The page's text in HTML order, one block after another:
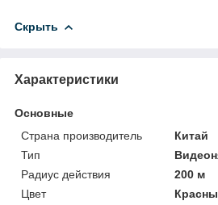
Скрыть
Характеристики
Основные
Страна производитель
Китай
Тип
Радиус действия
200 м
Цвет